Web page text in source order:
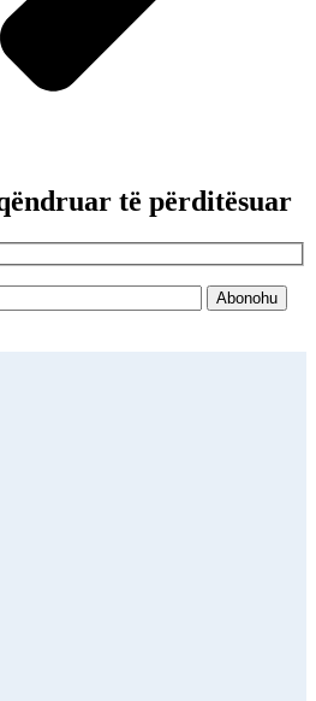
të përditësuar